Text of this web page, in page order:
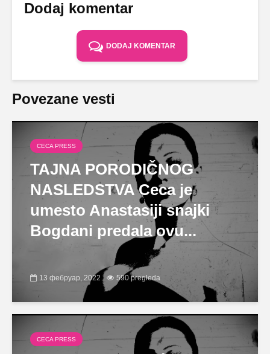
Dodaj komentar
DODAJ KOMENTAR
Povezane vesti
CECA PRESS
TAJNA PORODIČNOG
NASLEDSTVA Ceca je
umesto Anastasiji snajki
Bogdani predala ovu...
13 фебруар, 2022 590 pregleda
CECA PRESS